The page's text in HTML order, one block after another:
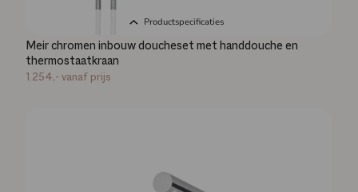
Productspecificaties
Meir chromen inbouw doucheset met handdouche en
thermostaatkraan
1.254,- vanaf prijs